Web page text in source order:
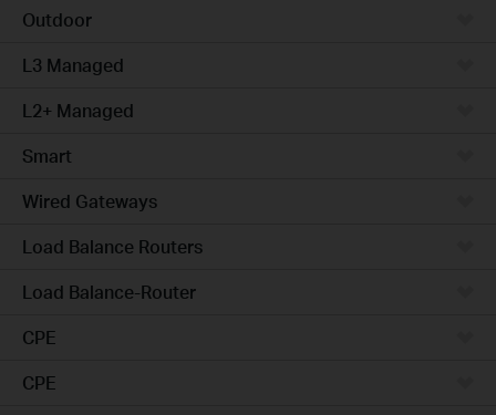
Outdoor
L3 Managed
L2+ Managed
Smart
Wired Gateways
Load Balance Routers
Load Balance-Router
CPE
CPE